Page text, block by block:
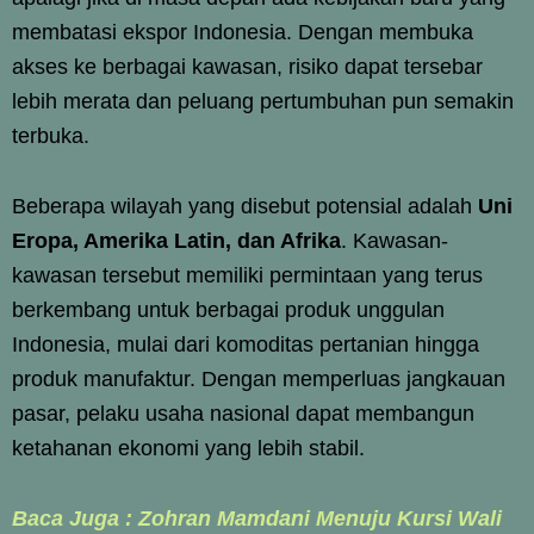
membatasi ekspor Indonesia. Dengan membuka
akses ke berbagai kawasan, risiko dapat tersebar
lebih merata dan peluang pertumbuhan pun semakin
terbuka.
Beberapa wilayah yang disebut potensial adalah Uni
Eropa, Amerika Latin, dan Afrika. Kawasan-
kawasan tersebut memiliki permintaan yang terus
berkembang untuk berbagai produk unggulan
Indonesia, mulai dari komoditas pertanian hingga
produk manufaktur. Dengan memperluas jangkauan
pasar, pelaku usaha nasional dapat membangun
ketahanan ekonomi yang lebih stabil.
Baca Juga : Zohran Mamdani Menuju Kursi Wali